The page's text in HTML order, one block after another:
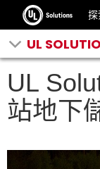
UL
UL
站地下